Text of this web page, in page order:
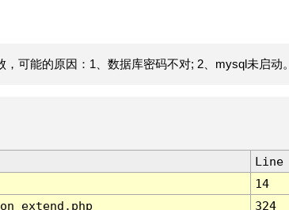
可能的原因：1、数据库密码不对; 2、mysql未启动。
Line
14
324